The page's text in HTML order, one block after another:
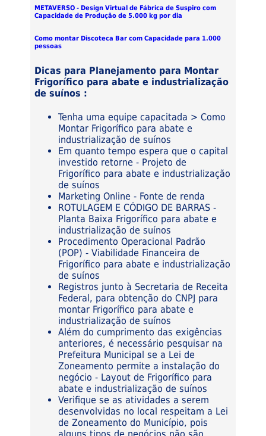
METAVERSO - Design Virtual de Fábrica de Suspiro com
Capacidade de Produção de 5.000 kg por dia
Como montar Discoteca Bar com Capacidade para 1.000
pessoas
Dicas para Planejamento para Montar
Frigorífico para abate e industrialização
de suínos :
Tenha uma equipe capacitada > Como
Montar Frigorífico para abate e
industrialização de suínos
Em quanto tempo espera que o capital
investido retorne - Projeto de
Frigorífico para abate e industrialização
de suínos
Marketing Online - Fonte de renda
ROTULAGEM E CÓDIGO DE BARRAS -
Planta Baixa Frigorífico para abate e
industrialização de suínos
Procedimento Operacional Padrão
(POP) - Viabilidade Financeira de
Frigorífico para abate e industrialização
de suínos
Registros junto à Secretaria de Receita
Federal, para obtenção do CNPJ para
montar Frigorífico para abate e
industrialização de suínos
Além do cumprimento das exigências
anteriores, é necessário pesquisar na
Prefeitura Municipal se a Lei de
Zoneamento permite a instalação do
negócio - Layout de Frigorífico para
abate e industrialização de suínos
Verifique se as atividades a serem
desenvolvidas no local respeitam a Lei
de Zoneamento do Município, pois